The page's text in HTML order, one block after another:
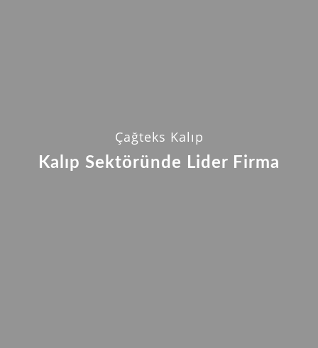
Çağteks Kalıp
Kalıp Sektöründe Lider Firma